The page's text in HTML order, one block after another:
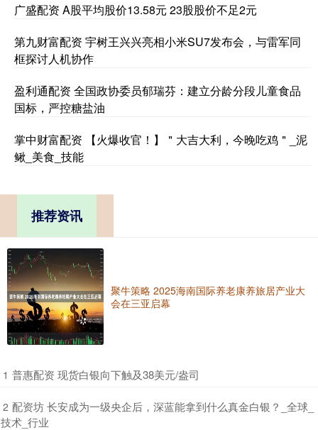
广盛配资 A股平均股价13.58元 23股股价不足2元
第九财富配资 宇树王兴兴亮相小米SU7发布会，与雷军同
框探讨人机协作
盈利通配资 全国政协委员郁瑞芬：建立分龄分段儿童食品
国标，严控糖盐油
掌中财富配资 【火爆收官！】＂大吉大利，今晚吃鸡＂_泥
鳅_美食_技能
推荐资讯
聚牛策略 2025海南国际养老康养旅居产业大
会在三亚启幕
1 ​普惠配资 现货白银向下触及38美元/盎司
2 ​配资坊 长安成为一级央企后，深蓝能拿到什么真金白银？_全球_
技术_行业